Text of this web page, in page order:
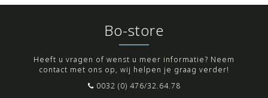
Bo-store
Heeft u vragen of wenst u meer informatie? Neem
contact met ons op, wij helpen je graag verder!
0032 (0) 476/32.64.78